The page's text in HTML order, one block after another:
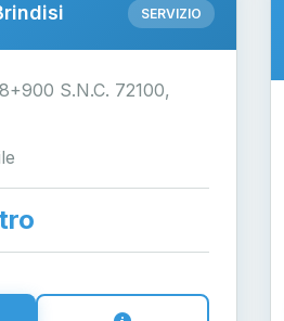
SERVIZIO
S.N.C. 72100,